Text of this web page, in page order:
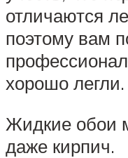
отличаются
поэтому вам
хорошо легли.
Жидкие обои
даже кирпич.